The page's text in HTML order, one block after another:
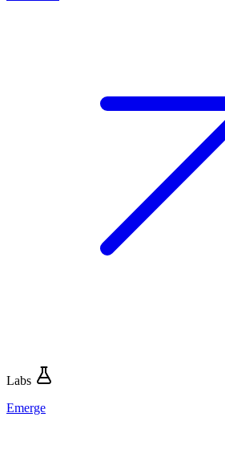
Labs
Emerge